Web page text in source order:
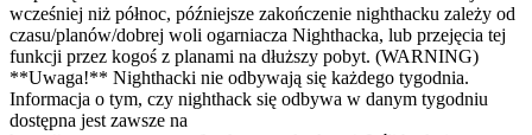
wcześniej niż północ, późniejsze zakończenie nighthacku zależy od
czasu/planów/dobrej woli ogarniacza Nighthacka, lub przejęcia tej
funkcji przez kogoś z planami na dłuższy pobyt. (WARNING)
**Uwaga!** Nighthacki nie odbywają się każdego tygodnia.
Informacja o tym, czy nighthack się odbywa w danym tygodniu
dostępna jest zawsze na